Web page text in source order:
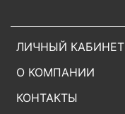
ЛИЧНЫЙ КАБИНЕТ
О КОМПАНИИ
КОНТАКТЫ